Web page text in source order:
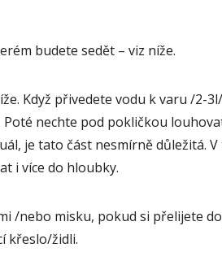
budete sedět – viz níže.
Když přivedete vodu k varu /2-
nechte pod pokličkou
je tato část nesmírně důležitá. V
i více do hloubky.
/nebo misku, pokud si přelijete
křeslo/židli.